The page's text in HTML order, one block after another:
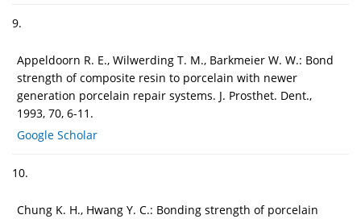
9.
Appeldoorn R. E., Wilwerding T. M., Barkmeier W. W.: Bond
strength of composite resin to porcelain with newer
generation porcelain repair systems. J. Prosthet. Dent.,
1993, 70, 6-11.
Google Scholar
10.
Chung K. H., Hwang Y. C.: Bonding strength of porcelain